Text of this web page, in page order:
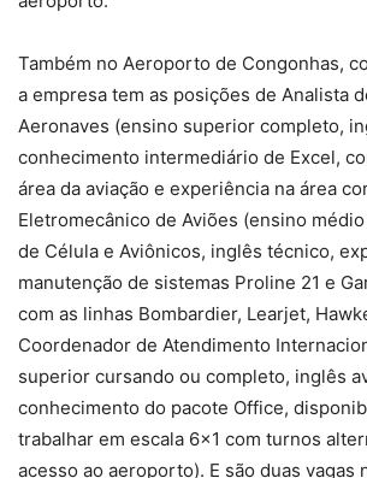
Também no Aeroporto de Congonhas,
a empresa tem as posições de Analista
Aeronaves (ensino superior completo,
conhecimento intermediário de Excel,
área da aviação e experiência na área
Eletromecânico de Aviões (ensino
de Célula e Aviônicos, inglês técnico,
manutenção de sistemas Proline 21 e
com as linhas Bombardier, Learjet,
Coordenador de Atendimento
superior cursando ou completo, inglês
conhecimento do pacote Office,
trabalhar em escala 6×1 com turnos
acesso ao aeroporto). E são duas vagas